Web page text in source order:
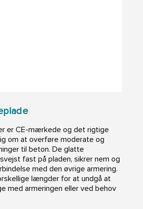
er CE-mærkede og det rigtige
om at overføre moderate og
til beton. De glatte
fast på pladen, sikrer nem og
med den øvrige armering.
længder for at undgå at
med armeringen eller ved behov